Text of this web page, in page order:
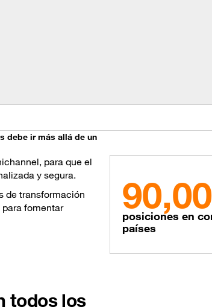
debe ir más allá de un
para que el
y segura.
de transformación
fomentar
posiciones en
países
todos los